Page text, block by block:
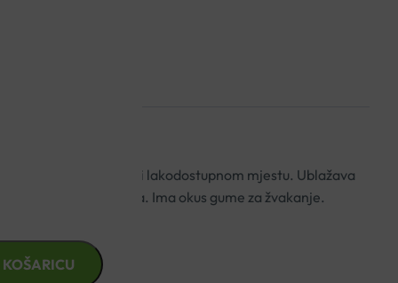
afte na vidljivom i lakodostupnom mjestu. Ublažava
upala u ustima. Ima okus gume za žvakanje.